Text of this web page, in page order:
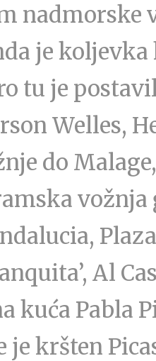
je
tu je
Welles,
do
vožnja
Al
kuća Pabla
je kršten